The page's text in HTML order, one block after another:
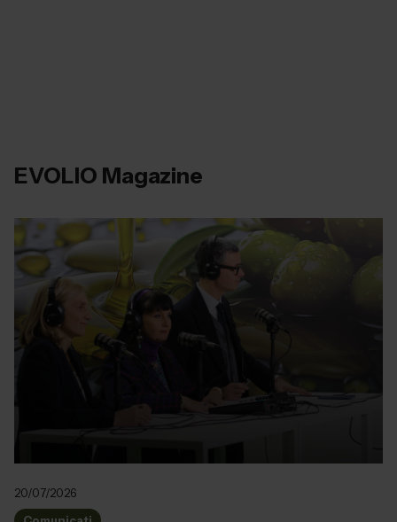
EVOLIO Magazine
20/07/2026